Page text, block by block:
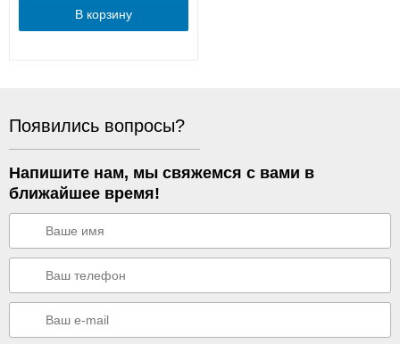
В корзину
Появились вопросы?
Напишите нам, мы свяжемся с вами в
ближайшее время!